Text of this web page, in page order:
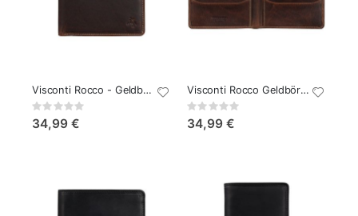
Visconti Rocco - Geldbörse
Rating:
34,99 €
Visconti Rocco Geldbörse Cognac
Rating:
34,99 €